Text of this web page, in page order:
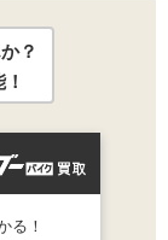
？
る！